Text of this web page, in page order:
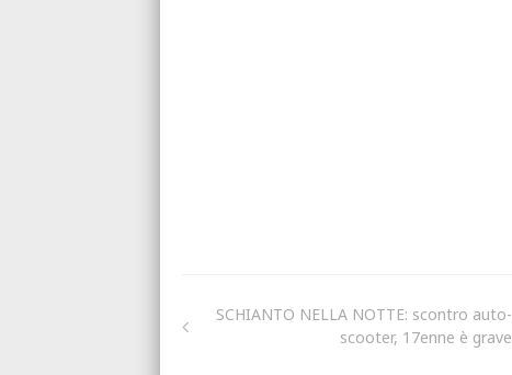
SCHIANTO NELLA NOTTE: scontro auto-
scooter, 17enne è grave